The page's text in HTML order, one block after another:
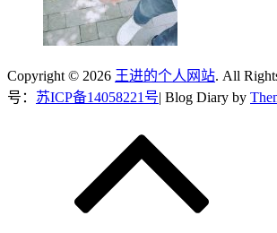
Copyright © 2026 王进的个人网站. All
号： 苏ICP备14058221号| Blog Diary by